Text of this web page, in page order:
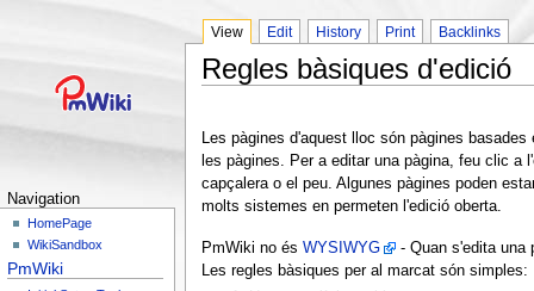
Navigation
HomePage
WikiSandbox
PmWiki
View Edit History Print Backlinks
Regles bàsiques d'edició
Les pàgines d'aquest lloc són pàgines
les pàgines. Per a editar una pàgina, feu clic a
capçalera o el peu. Algunes pàgines poden
molts sistemes en permeten l'edició oberta.
PmWiki no és WYSIWYG
- Quan s'edita una
Les regles bàsiques per al marcat són simples: